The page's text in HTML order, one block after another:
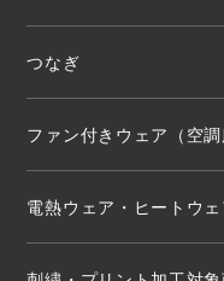
つなぎ
ファン付きウェア（空調
電熱ウェア・ヒートウェ